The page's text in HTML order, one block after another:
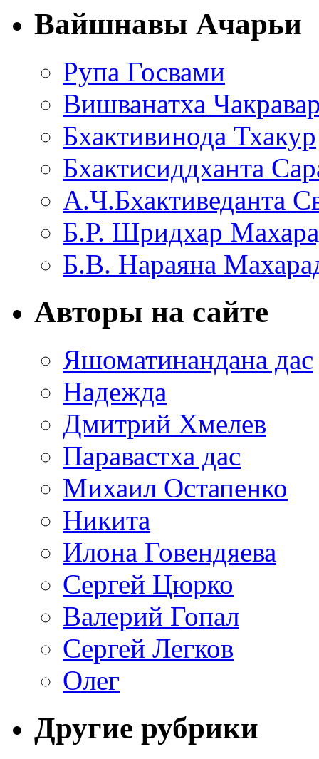
Вайшнавы Ачарьи
Рупа Госвами
Вишванатха
Бхактивинода Тхакур
Бхактисиддханта
А.Ч.Бхактиведанта
Б.Р. Шридхар
Б.В. Нараяна
Авторы на сайте
Яшоматинандана дас
Надежда
Дмитрий Хмелев
Паравастха дас
Михаил Остапенко
Никита
Илона Говендяева
Сергей Цюрко
Валерий Гопал
Сергей Легков
Олег
Другие рубрики